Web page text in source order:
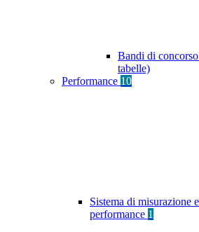
Bandi di
tabelle)
Performance 10
Sistema di misurazione
performance 1